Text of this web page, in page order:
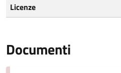
Licenze
Documenti